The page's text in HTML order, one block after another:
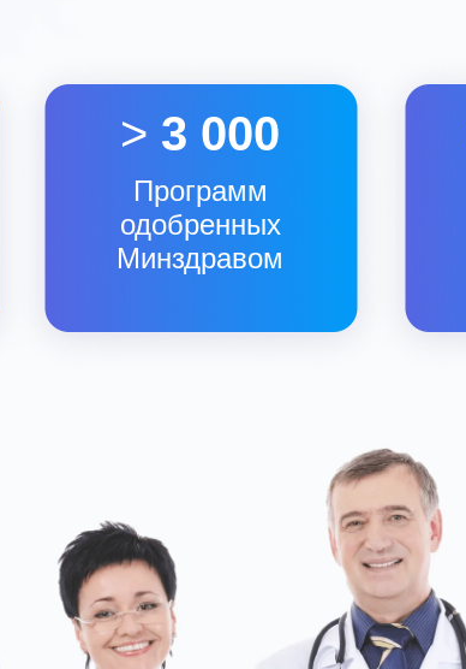
> 3 000
Программ
одобренных
Минздравом